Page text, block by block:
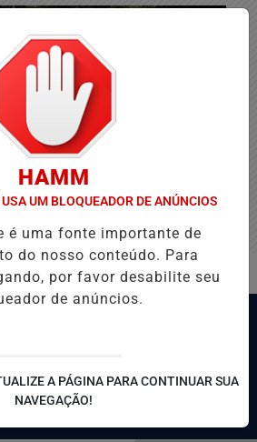
HAMM
USA UM BLOQUEADOR DE ANÚNCIOS
é uma fonte importante de
do nosso conteúdo. Para
por favor desabilite seu
de anúncios.
A PÁGINA PARA CONTINUAR SUA
NAVEGAÇÃO!